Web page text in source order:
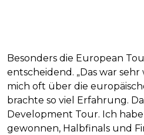
Besonders die European
entscheidend. „Das war
mich oft über die
brachte so viel Erfahrung.
Development Tour. Ich
gewonnen, Halbfinals und